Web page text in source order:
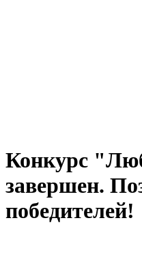
Конкурс
завершен.
победителей!